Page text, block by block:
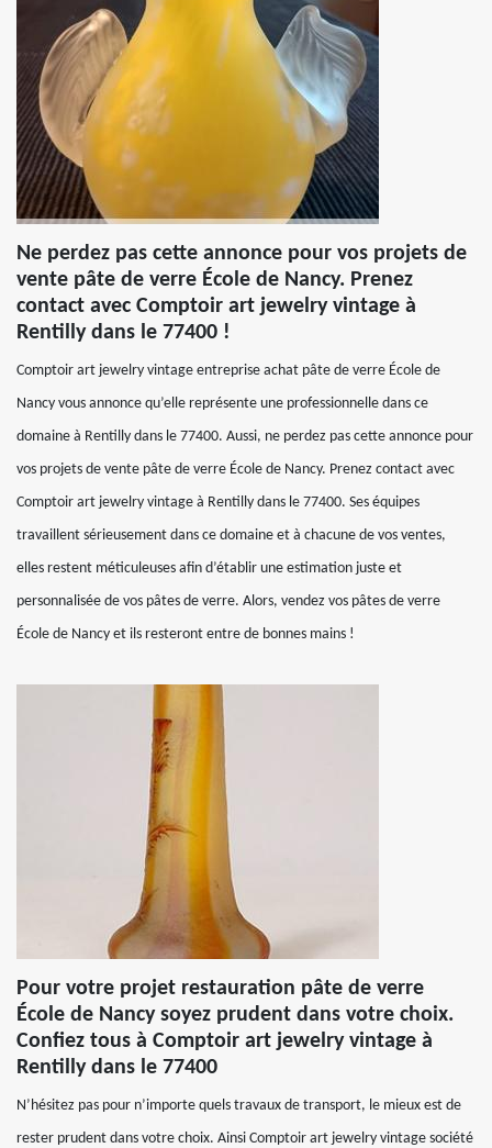
Ne perdez pas cette annonce pour vos projets de
vente pâte de verre École de Nancy. Prenez
contact avec Comptoir art jewelry vintage à
Rentilly dans le 77400 !
Comptoir art jewelry vintage entreprise achat pâte de verre École de
Nancy vous annonce qu’elle représente une professionnelle dans ce
domaine à Rentilly dans le 77400. Aussi, ne perdez pas cette annonce pour
vos projets de vente pâte de verre École de Nancy. Prenez contact avec
Comptoir art jewelry vintage à Rentilly dans le 77400. Ses équipes
travaillent sérieusement dans ce domaine et à chacune de vos ventes,
elles restent méticuleuses afin d’établir une estimation juste et
personnalisée de vos pâtes de verre. Alors, vendez vos pâtes de verre
École de Nancy et ils resteront entre de bonnes mains !
Pour votre projet restauration pâte de verre
École de Nancy soyez prudent dans votre choix.
Confiez tous à Comptoir art jewelry vintage à
Rentilly dans le 77400
N’hésitez pas pour n’importe quels travaux de transport, le mieux est de
rester prudent dans votre choix. Ainsi Comptoir art jewelry vintage société